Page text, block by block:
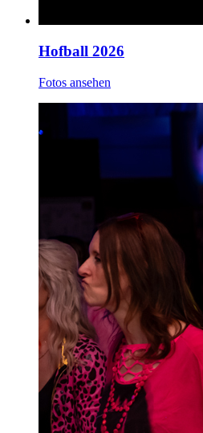
Hofball 2026
Fotos ansehen